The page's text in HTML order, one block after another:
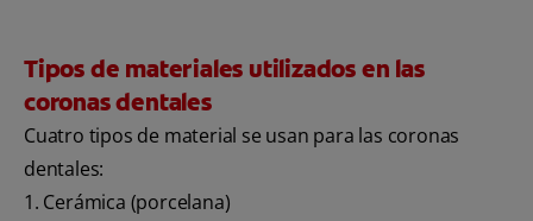
Tipos de materiales utilizados en las
coronas dentales
Cuatro tipos de material se usan para las coronas
dentales:
1. Cerámica (porcelana)